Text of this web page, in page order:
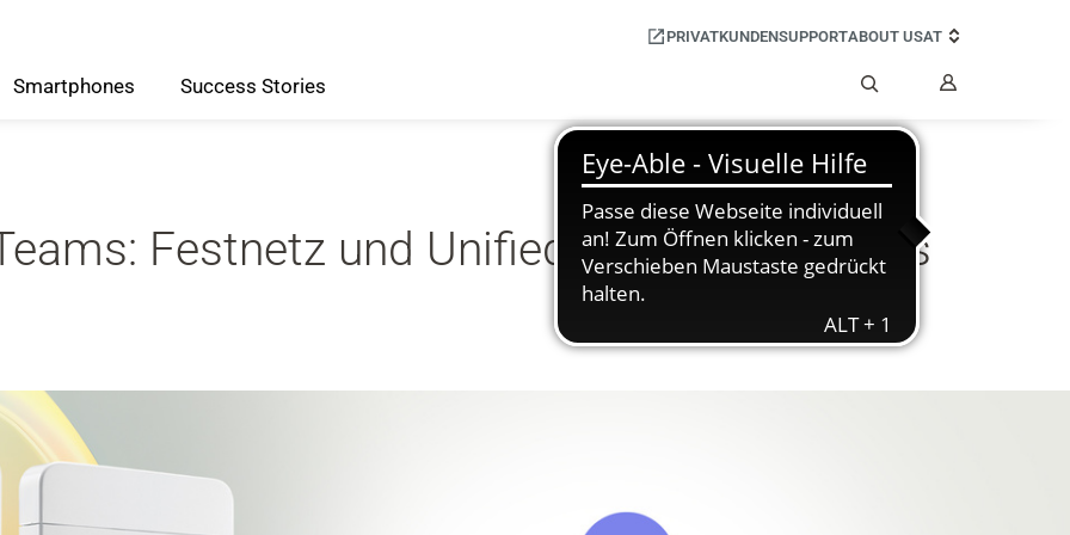
PRIVATKUNDENSUPPORTABOUT USAT
Suche
Smartphones Success Stories
Festnetz und Unified Communications